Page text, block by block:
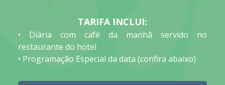
TARIFA INCLUI:
• Diária com café da manhã servido no
restaurante do hotel
• Programação Especial da data (confira abaixo)